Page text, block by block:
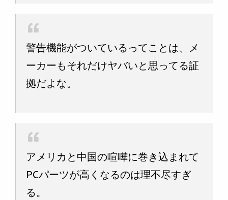
警告機能がついているってことは、メ
ーカーもそれだけヤバいと思ってる証
拠だよな。
アメリカと中国の喧嘩に巻き込まれて
PCパーツが高くなるのは理不尽すぎ
る。